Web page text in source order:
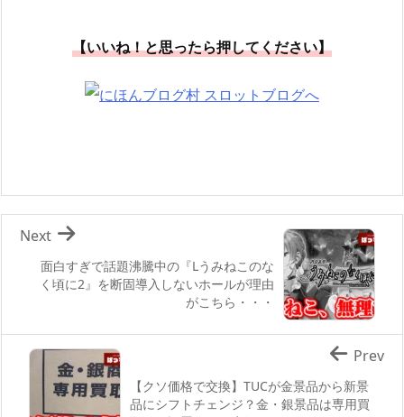
【いいね！と思ったら押してください】
面白すぎで話題沸騰中の『Lうみねこのな
く頃に2』を断固導入しないホールが理由
がこちら・・・
Next
【クソ価格で交換】TUCが金景品から新景
品にシフトチェンジ？金・銀景品は専用買
Prev